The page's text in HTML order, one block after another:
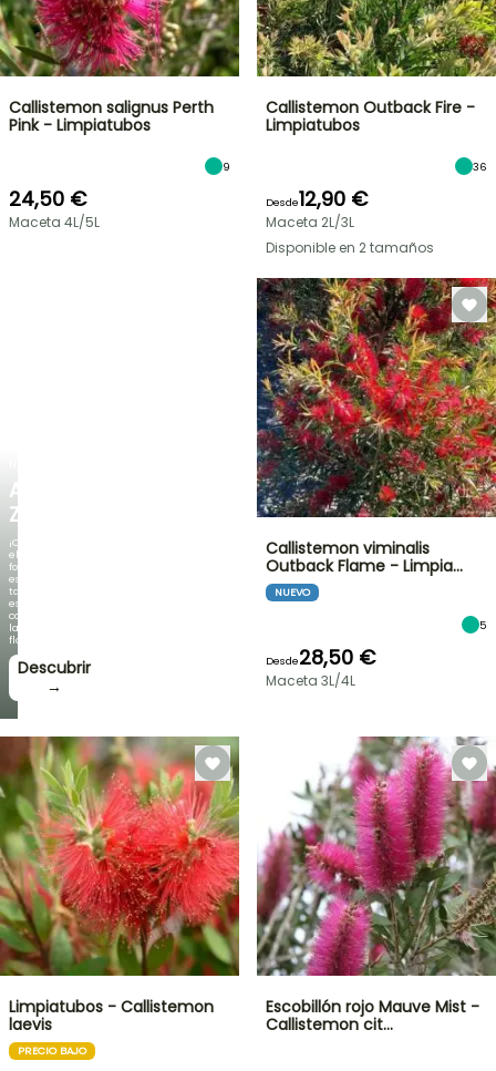
AGAPANTHUS
ZAMBEZI
¡Cuando
el
follaje
es
tan
espectacular
como
la
floración!
Descubrir
→
Callistemon salignus Perth
Pink - Limpiatubos
9
24,50 €
Maceta 4L/5L
Callistemon Outback Fire -
Limpiatubos
36
Desde12,90 €
Maceta 2L/3L
Disponible en 2 tamaños
Callistemon viminalis
Outback Flame - Limpia…
NUEVO
5
Desde28,50 €
Maceta 3L/4L
Limpiatubos - Callistemon
laevis
PRECIO BAJO
Escobillón rojo Mauve Mist -
Callistemon cit…